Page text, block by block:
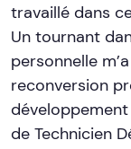
travaillé dans
Un tournant
personnelle
reconversion
de Technicien